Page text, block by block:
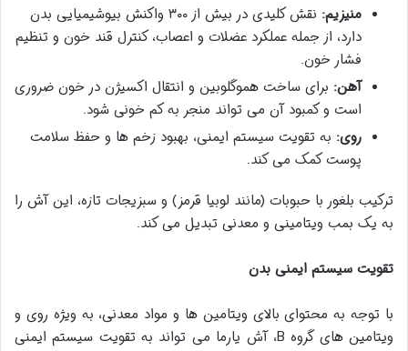
منیزیم:
نقش کلیدی در بیش از ۳۰۰ واکنش بیوشیمیایی بدن
دارد، از جمله عملکرد عضلات و اعصاب، کنترل قند خون و تنظیم
فشار خون.
آهن: برای ساخت هموگلوبین و انتقال اکسیژن در خون ضروری
است و کمبود آن می تواند منجر به کم خونی شود.
روی: به تقویت سیستم ایمنی، بهبود زخم ها و حفظ سلامت
پوست کمک می کند.
ترکیب بلغور با حبوبات (مانند لوبیا قرمز) و سبزیجات تازه، این آش را
به یک بمب ویتامینی و معدنی تبدیل می کند.
تقویت سیستم ایمنی بدن
با توجه به محتوای بالای ویتامین ها و مواد معدنی، به ویژه روی و
ویتامین های گروه B، آش یارما می تواند به تقویت سیستم ایمنی